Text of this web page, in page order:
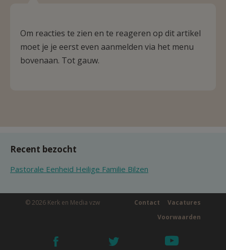
Om reacties te zien en te reageren op dit artikel
moet je je eerst even aanmelden via het menu
bovenaan. Tot gauw.
Recent bezocht
Pastorale Eenheid Heilige Familie Bilzen
© 2026 Kerk en Media vzw Vacatures
Contact
Voorwaarden